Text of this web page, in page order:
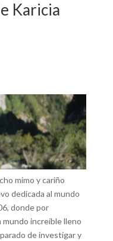
Karicia
mimo y cariño
dedicada al mundo
donde por
mundo increíble lleno
de investigar y